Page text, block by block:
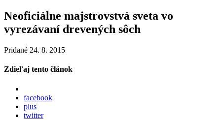
Neoficiálne majstrovstvá sveta vo
vyrezávaní drevených sôch
Pridané 24. 8. 2015
Zdieľaj tento článok
facebook
plus
twitter